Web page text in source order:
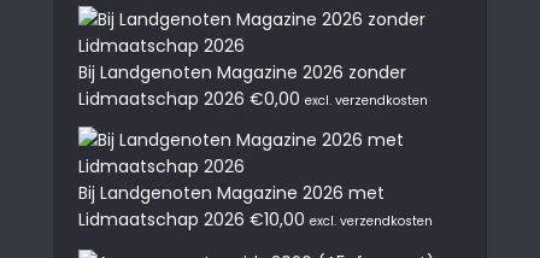
Bij Landgenoten Magazine 2026 zonder
Lidmaatschap 2026 €0,00 excl. verzendkosten
Bij Landgenoten Magazine 2026 met
Lidmaatschap 2026 €10,00 excl. verzendkosten